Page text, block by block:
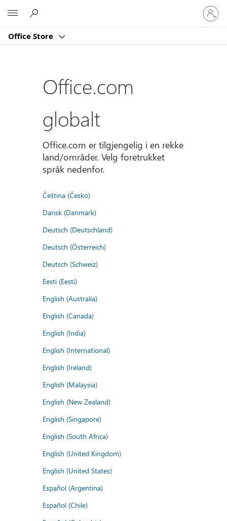
Office Store
Logg
på
kontoen
Office.com
globalt
Office.com er tilgjengelig i en rekke
land/områder. Velg foretrukket
språk nedenfor.
Čeština (Česko)
Dansk (Danmark)
Deutsch (Deutschland)
Deutsch (Österreich)
Deutsch (Schweiz)
Eesti (Eesti)
English (Australia)
English (Canada)
English (India)
English (International)
English (Ireland)
English (Malaysia)
English (New Zealand)
English (Singapore)
English (South Africa)
English (United Kingdom)
English (United States)
Español (Argentina)
Español (Chile)